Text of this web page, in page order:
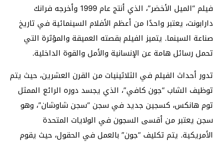
فيلم “الميل الأخضر”، الذي أنتج عام 1999 وأخرجه فرانك
دارابونت، يعتبر واحدًا من أعظم الأفلام السينمائية في تاريخ
صناعة السينما. يتميز الفيلم بقصته العميقة والمؤثرة التي
تحمل رسائل هامة عن الإنسانية والأمل والقوة الداخلية.
تدور أحداث الفيلم في الثلاثينيات من القرن العشرين، حيث يتم
توظيف الشاب “جون كافي”، الذي يجسد دوره الرائع الممثل
توم هانكس، كسجين جديد في سجن “سجن شاوشان”، وهو
سجن يعتبر من أقسى السجون في الولايات المتحدة
الأمريكية. يتم تكليف “جون” بالعمل في الحقول، حيث يقوم